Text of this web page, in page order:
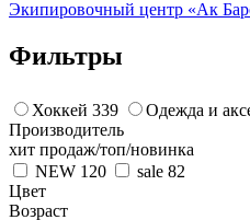
Экипировочный центр «Ак
Фильтры
Хоккей 339 Одежда и
Производитель
хит продаж/топ/новинка
NEW 120 sale 82
Цвет
Возраст